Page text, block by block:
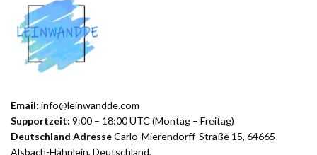
Email: info@leinwandde.com
Supportzeit: 9:00 – 18:00 UTC (Montag – Freitag)
Deutschland AdresseCarlo-Mierendorff-Straße 15, 64665
Alsbach-Hähnlein, Deutschland.